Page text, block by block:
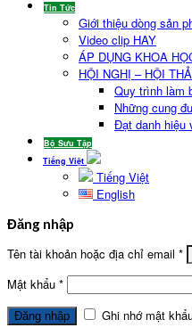
Tin Tức
Giới thiệu dòng sản
Video clip HAY
ÁP DỤNG KHOA
HỘI NGHỊ – HỘI
Quy trình làm
Những cung
Đạt danh hiệu
Bộ Sưu Tập
Tiếng Việt
Tiếng Việt
English
Đăng nhập
Tên tài khoản hoặc địa chỉ email *
Mật khẩu *
Ghi nhớ mật